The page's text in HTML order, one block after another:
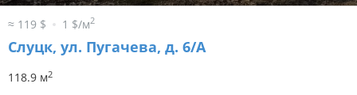
≈ 119 $ 1 $/м2
Слуцк, ул. Пугачева, д. 6/А
118.9 м2